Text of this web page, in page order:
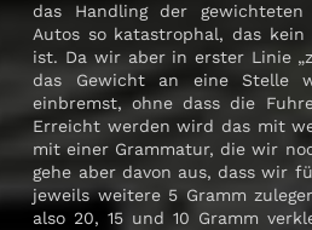
das Handling der
Autos so katastrophal, das kein
ist. Da wir aber in erster Linie
das Gewicht an eine Stelle
einbremst, ohne dass die
Erreicht werden wird das mit
mit einer Grammatur, die wir
gehe aber davon aus, dass wir
jeweils weitere 5 Gramm
also 20, 15 und 10 Gramm